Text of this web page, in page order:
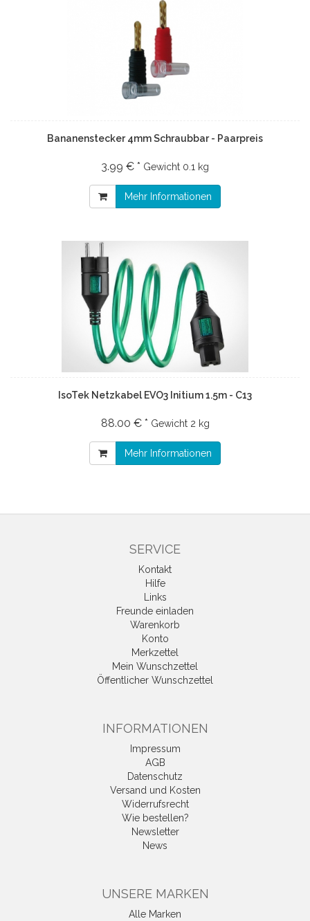
Bananenstecker 4mm Schraubbar - Paarpreis
3.99 € * Gewicht 0.1 kg
Mehr Informationen
IsoTek Netzkabel EVO3 Initium 1.5m - C13
88.00 € * Gewicht 2 kg
Mehr Informationen
SERVICE
Kontakt
Hilfe
Links
Freunde einladen
Warenkorb
Konto
Merkzettel
Mein Wunschzettel
Öffentlicher Wunschzettel
INFORMATIONEN
Impressum
AGB
Datenschutz
Versand und Kosten
Widerrufsrecht
Wie bestellen?
Newsletter
News
UNSERE MARKEN
Alle Marken